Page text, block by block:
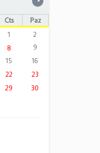
Cts
Paz
1
2
8
9
15
16
22
23
29
30